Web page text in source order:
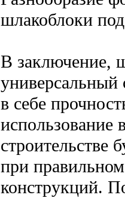
шлакоблоки
В заключение,
универсальный
в себе
использование
строительстве
при
конструкций.